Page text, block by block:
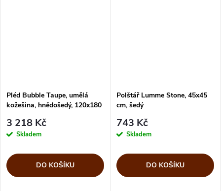
Pléd Bubble Taupe, umělá
kožešina, hnědošedý, 120x180
3 218 Kč
Skladem
DO KOŠÍKU
Polštář Lumme Stone, 45x45
cm, šedý
743 Kč
Skladem
DO KOŠÍKU